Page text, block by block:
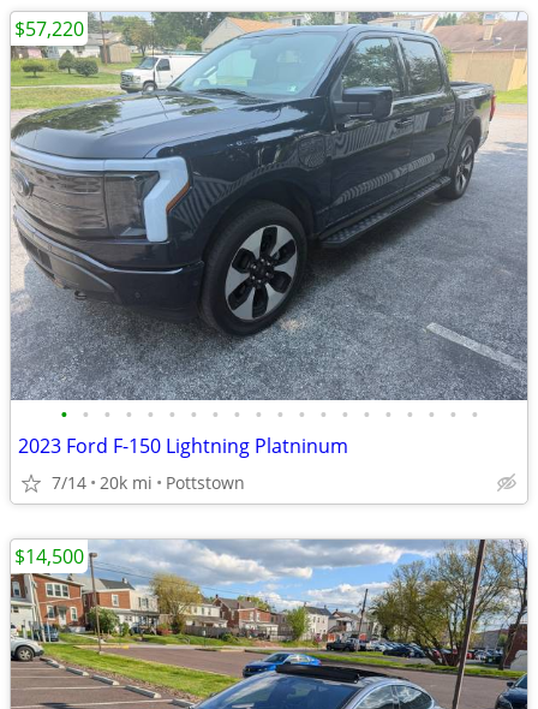
• • • • • • • • • • • • • • • • • • • •
2023 Ford F-150 Lightning Platninum
7/14 20k mi Pottstown
$57,220
$14,500